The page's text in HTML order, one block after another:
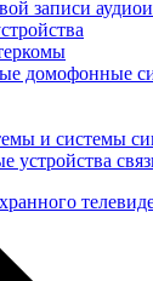
записи
домофонные
и системы
устройства